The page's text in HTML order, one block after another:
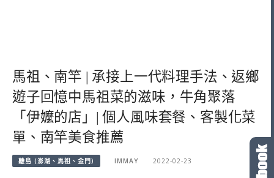
馬祖、南竿 | 承接上一代料理手法、返鄉
遊子回憶中馬祖菜的滋味，牛角聚落
「伊嬤的店」| 個人風味套餐、客製化菜
單、南竿美食推薦
離島 (澎湖、馬祖、金門) IMMAY 2022-02-23